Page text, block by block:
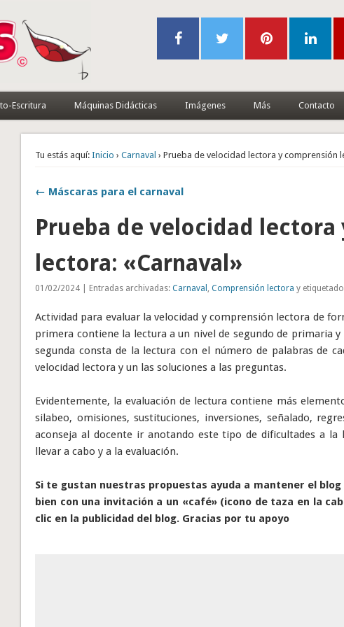
Escritura Máquinas Didácticas Imágenes Más Contacto
Tu estás aquí: Inicio ›Carnaval › Prueba de velocidad lectora y comprensión
← Máscaras para el carnaval
Prueba de velocidad lectora
lectora: «Carnaval»
01/02/2024 | Entradas archivadas:Carnaval ,Comprensión lectora y
Actividad para evaluar la velocidad y comprensión lectora de
primera contiene la lectura a un nivel de segundo de primaria
segunda consta de la lectura con el número de palabras de
velocidad lectora y un las soluciones a las preguntas.
Evidentemente, la evaluación de lectura contiene más
silabeo, omisiones, sustituciones, inversiones, señalado,
aconseja al docente ir anotando este tipo de dificultades a la
llevar a cabo y a la evaluación.
Si te gustan nuestras propuestas ayuda a mantener el
bien con una invitación a un «café» (icono de taza en la
clic en la publicidad del blog. Gracias por tu apoyo